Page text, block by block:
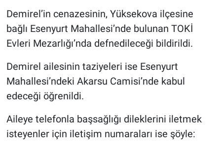
Demirel’in cenazesinin, Yüksekova ilçesine
bağlı Esenyurt Mahallesi’nde bulunan TOKİ
Evleri Mezarlığı’nda defnedileceği bildirildi.
Demirel ailesinin taziyeleri ise Esenyurt
Mahallesi’ndeki Akarsu Camisi’nde kabul
edeceği öğrenildi.
Aileye telefonla başsağlığı dileklerini iletmek
isteyenler için iletişim numaraları ise şöyle: